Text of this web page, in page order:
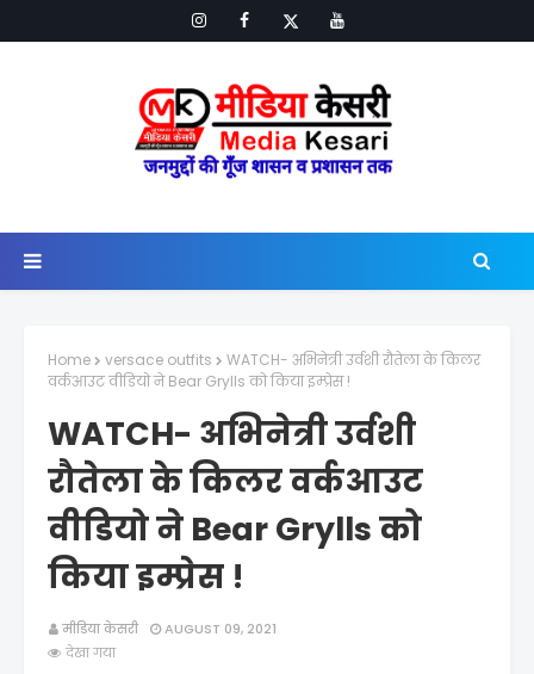
Home versace outfits
WATCH- अभिनेत्री उर्वशी रौतेला के किलर
वर्कआउट वीडियो ने Bear Grylls को किया इम्प्रेस !
WATCH- अभिनेत्री उर्वशी
रौतेला के किलर वर्कआउट
वीडियो ने Bear Grylls को
किया इम्प्रेस !
मीडिया केसरी
AUGUST 09, 2021
देखा गया